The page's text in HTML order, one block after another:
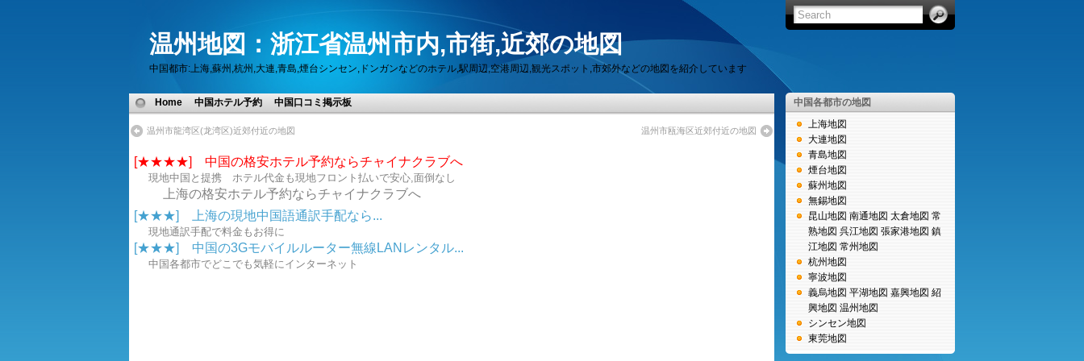
温州地図：浙江省温州市内,市街,近郊の地図
中国都市:上海,蘇州,杭州,大連,青島,煙台シンセン,ドンガンなどのホテル,駅周辺,空港周辺,観光スポット,市郊外などの地図を紹介しています
Home 中国ホテル予約 中国口コミ掲示板
温州市龍湾区(龙湾区)近郊付近の地図 温州市瓯海区近郊付近の地図
[★★★★] 中国の格安ホテル予約ならチャイナクラブへ
現地中国と提携 ホテル代金も現地フロント払いで安心,面倒なし
上海の格安ホテル予約ならチャイナクラブへ
[★★★] 上海の現地中国語通訳手配なら...
現地通訳手配で料金もお得に
[★★★] 中国の3Gモバイルルーター無線LANレンタル...
中国各都市でどこでも気軽にインターネット
中国各都市の地図
上海地図
大連地図
青島地図
煙台地図
蘇州地図
無錫地図
昆山地図 南通地図 太倉地図 常
熟地図 呉江地図 張家港地図 鎮
江地図 常州地図
杭州地図
寧波地図
義烏地図 平湖地図 嘉興地図 紹
興地図 温州地図
シンセン地図
東莞地図